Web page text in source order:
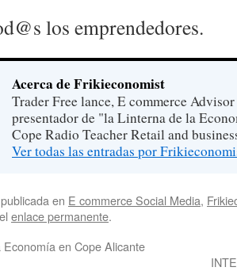
los emprendedores.
Acerca de Frikieconomist
Trader Free lance, E commerce
presentador de "la Linterna de la
Cope Radio Teacher Retail and
Ver todas las entradas por
en E commerce Social Media,
enlace permanente.
Economía en Cope Alicante